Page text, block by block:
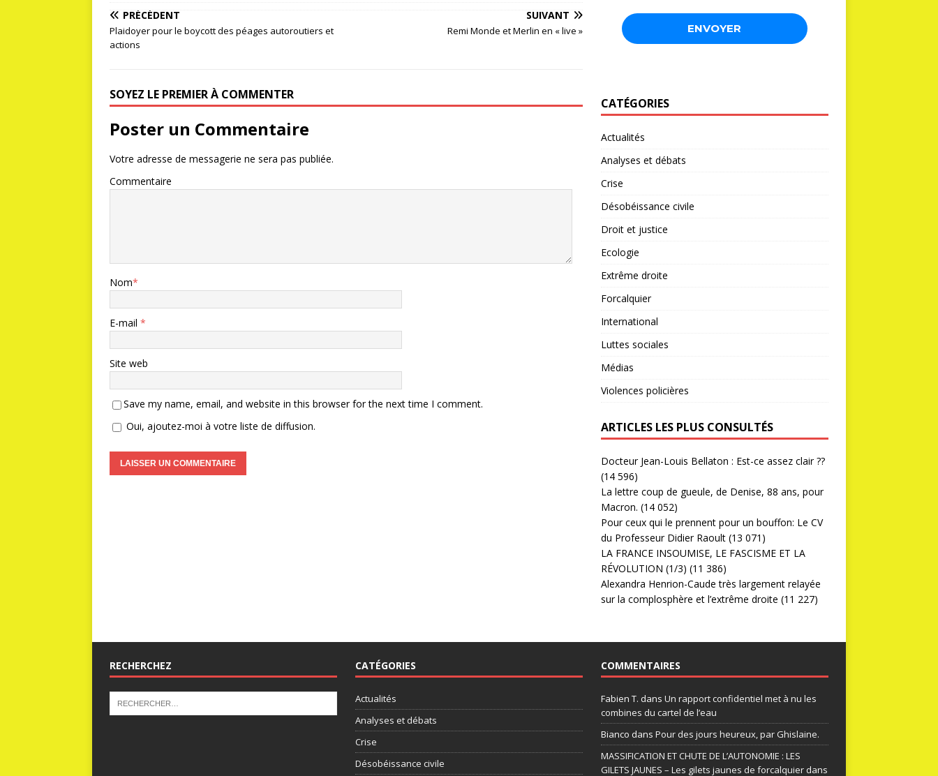
PRÉCÉDENT
Plaidoyer pour le boycott des péages autoroutiers et
actions
SUIVANT
Remi Monde et Merlin en « live »
SOYEZ LE PREMIER À COMMENTER
Poster un Commentaire
Votre adresse de messagerie ne sera pas publiée.
Commentaire
Nom*
E-mail *
Site web
Save my name, email, and website in this browser for the next time I comment.
Oui, ajoutez-moi à votre liste de diffusion.
CATÉGORIES
Actualités
Analyses et débats
Crise
Désobéissance civile
Droit et justice
Ecologie
Extrême droite
Forcalquier
International
Luttes sociales
Médias
Violences policières
ARTICLES LES PLUS CONSULTÉS
Docteur Jean-Louis Bellaton : Est-ce assez clair ??
(14 596)
La lettre coup de gueule, de Denise, 88 ans, pour
Macron. (14 052)
Pour ceux qui le prennent pour un bouffon: Le CV
du Professeur Didier Raoult (13 071)
LA FRANCE INSOUMISE, LE FASCISME ET LA
RÉVOLUTION (1/3) (11 386)
Alexandra Henrion-Caude très largement relayée
sur la complosphère et l’extrême droite (11 227)
RECHERCHEZ CATÉGORIES
Actualités
Analyses et débats
Crise
Désobéissance civile
COMMENTAIRES
Fabien T. dans Un rapport confidentiel met à nu les
combines du cartel de l’eau
Bianco dans Pour des jours heureux, par Ghislaine.
MASSIFICATION ET CHUTE DE L’AUTONOMIE : LES
GILETS JAUNES – Les gilets jaunes de forcalquierdans